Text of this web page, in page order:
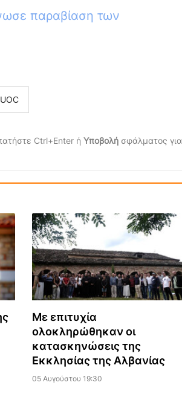
παραβίαση των
Ctrl+Enter ή Υποβολήσφάλματος για
Με επιτυχία
ολοκληρώθηκαν οι
κατασκηνώσεις της
Εκκλησίας της Αλβανίας
05 Αυγούστου 19:30